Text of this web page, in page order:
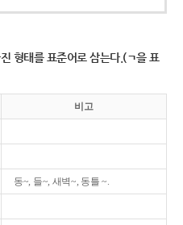
형태를 표준어로 삼는다.(ㄱ을 표
비고
동~, 들~, 새벽~, 동틀 ~.